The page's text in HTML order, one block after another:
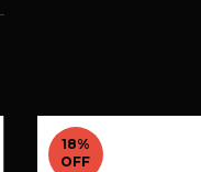
18%
OFF